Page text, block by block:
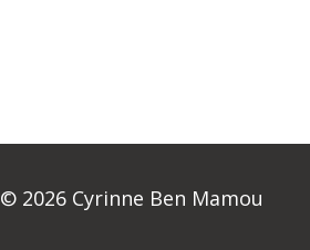
© 2026 Cyrinne Ben Mamou